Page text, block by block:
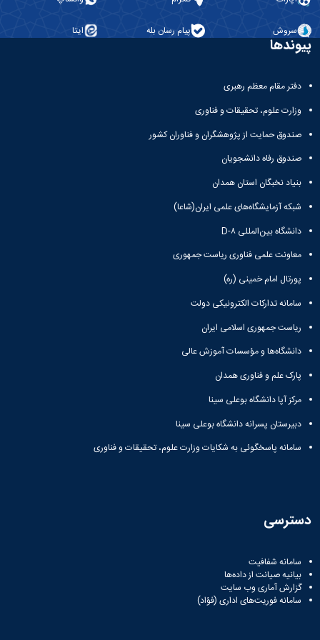
نشریات
معاونت
پژوهش
فناوری
نشریه
مطالعات
پلیس
فهرست
نشریات
علمی
معتبر
سروش پیام رسان بله ایتا
پیوندها
دفتر مقام معظم رهبری
وزارت علوم، تحقیقات و فناوری
صندوق حمایت از پژوهشگران و فناوران کشور
صندوق رفاه دانشجویان
بنیاد نخبگان استان همدان
شبکه آزمایشگاه‌های علمی ایران(شاعا)
دانشگاه بین‌المللی D-۸
معاونت علمی فناوری ریاست جمهوری
پورتال امام خمینی (ره)
سامانه تدارکات الکترونیکی دولت
ریاست جمهوری اسلامی ایران
دانشگاه‌ها و مؤسسات آموزش عالی
پارک علم و فناوری همدان
مرکز آپا دانشگاه بوعلی سینا
دبیرستان پسرانه دانشگاه بوعلی سینا
سامانه پاسخگوئی به شکایات وزارت علوم، تحقیقات و فناوری
دسترسی
سامانه شفافیت
بیانیه صیانت از داده‌ها
گزارش آماری وب‌ سایت
سامانه فوریت‌های اداری (فؤاد)